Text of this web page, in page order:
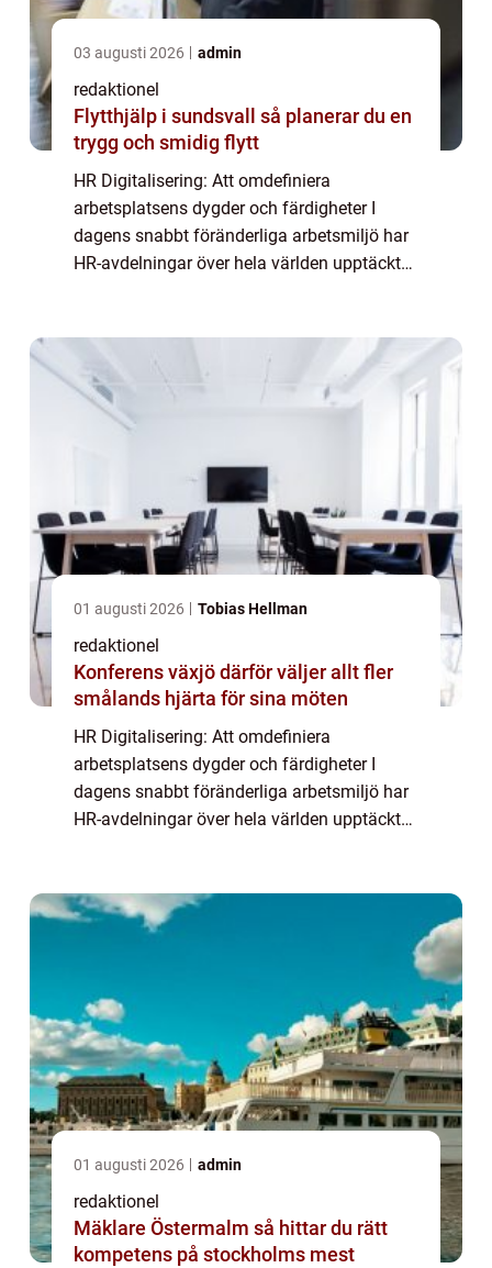
03 augusti 2026 admin
redaktionel
Flytthjälp i sundsvall så planerar du en
trygg och smidig flytt
HR Digitalisering: Att omdefiniera
arbetsplatsens dygder och färdigheter I
dagens snabbt föränderliga arbetsmiljö har
HR-avdelningar över hela världen upptäckt
01 augusti 2026 Tobias Hellman
redaktionel
Konferens växjö därför väljer allt fler
smålands hjärta för sina möten
HR Digitalisering: Att omdefiniera
arbetsplatsens dygder och färdigheter I
dagens snabbt föränderliga arbetsmiljö har
HR-avdelningar över hela världen upptäckt
01 augusti 2026 admin
redaktionel
Mäklare Östermalm så hittar du rätt
kompetens på stockholms mest